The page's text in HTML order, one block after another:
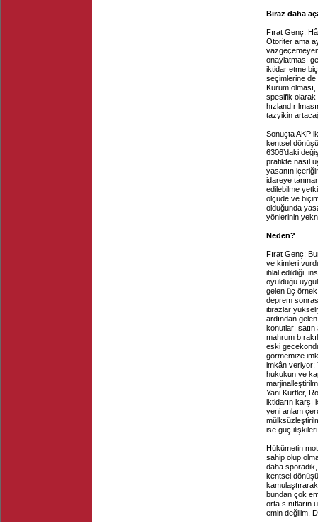
Biraz daha
Fırat Genç:
Otoriter ama
onaylatması
iktidar etme
seçimlerine de
Kurum
spesifik olarak
tazyikin
Sonuçta AKP
kentsel
6306’daki
pratikte nasıl
yasanın
idareye
edilebilme
ölçüde ve
olduğunda
yönlerinin
Neden?
Fırat Genç:
ve kimleri
ihlal edildiği,
oyulduğu
gelen üç
deprem
itirazlar
ardından
konutları
mahrum
eski
görmemize
imkân veriyor:
hukukun ve
Yani Kürtler,
iktidarın karşı
yeni anlam
ise güç
Hükümetin
sahip olup
daha sporadik,
kentsel
bundan çok
orta
emin değilim.